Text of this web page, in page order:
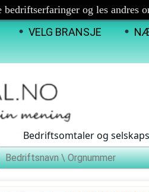
bedriftserfaringer og les andres
VELG BRANSJE
Bedriftsomtaler og